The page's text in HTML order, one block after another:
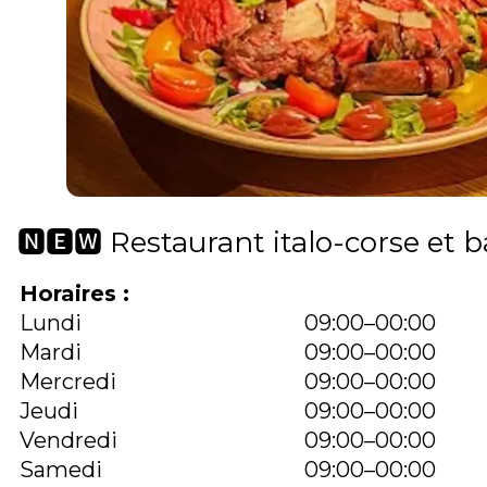
🅽🅴🆆 Restaurant italo-corse et
Horaires :
Lundi
09:00–00:00
Mardi
09:00–00:00
Mercredi
09:00–00:00
Jeudi
09:00–00:00
Vendredi
09:00–00:00
Samedi
09:00–00:00